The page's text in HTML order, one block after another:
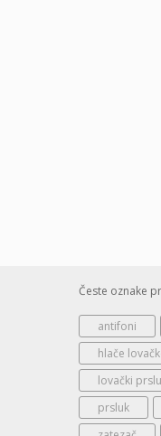
Česte oznake
antifoni
hlače
lovački
prsluk